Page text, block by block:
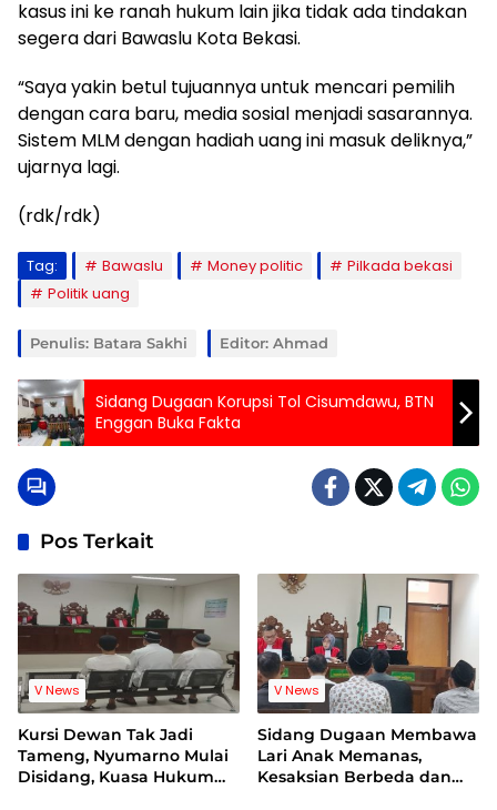
kasus ini ke ranah hukum lain jika tidak ada tindakan
segera dari Bawaslu Kota Bekasi.
“Saya yakin betul tujuannya untuk mencari pemilih
dengan cara baru, media sosial menjadi sasarannya.
Sistem MLM dengan hadiah uang ini masuk deliknya,”
ujarnya lagi.
(rdk/rdk)
Tag: Bawaslu Money politic
Pilkada bekasi
Politik uang
Penulis: Batara Sakhi Editor: Ahmad
Sidang Dugaan Korupsi Tol Cisumdawu, BTN
Enggan Buka Fakta
Pos Terkait
V News
Kursi Dewan Tak Jadi
Tameng, Nyumarno Mulai
Disidang, Kuasa Hukum
V News
Sidang Dugaan Membawa
Lari Anak Memanas,
Kesaksian Berbeda dan